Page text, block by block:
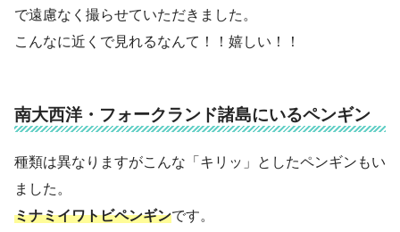
で遠慮なく撮らせていただきました。
こんなに近くで見れるなんて！！嬉しい！！
南大西洋・フォークランド諸島にいるペンギン
種類は異なりますがこんな「キリッ」としたペンギンもい
ました。
ミナミイワトビペンギンです。